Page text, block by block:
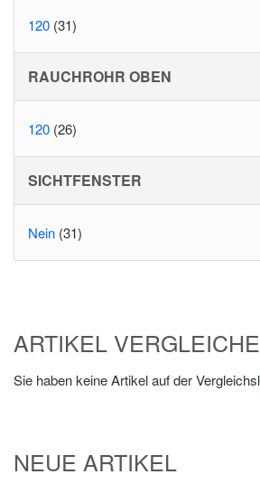
120 (31)
RAUCHROHR OBEN
120 (26)
SICHTFENSTER
Nein (31)
ARTIKEL
Sie haben keine Artikel auf der
NEUE ARTIKEL